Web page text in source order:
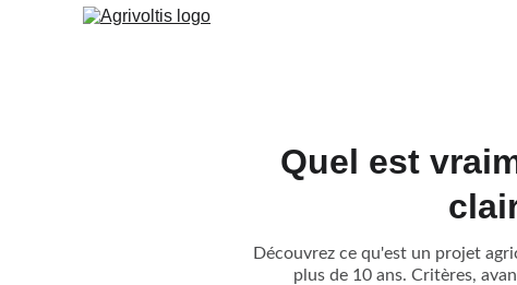
Quel est
Découvrez ce qu'est un projet
plus de 10 ans. Critères,